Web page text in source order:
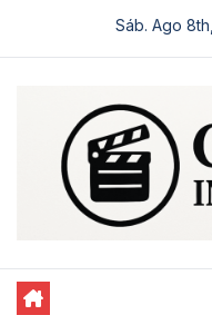
Sáb. Ago